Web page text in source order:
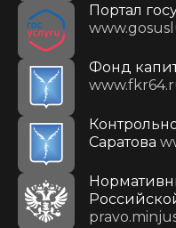
Портал
Фонд
Саратова